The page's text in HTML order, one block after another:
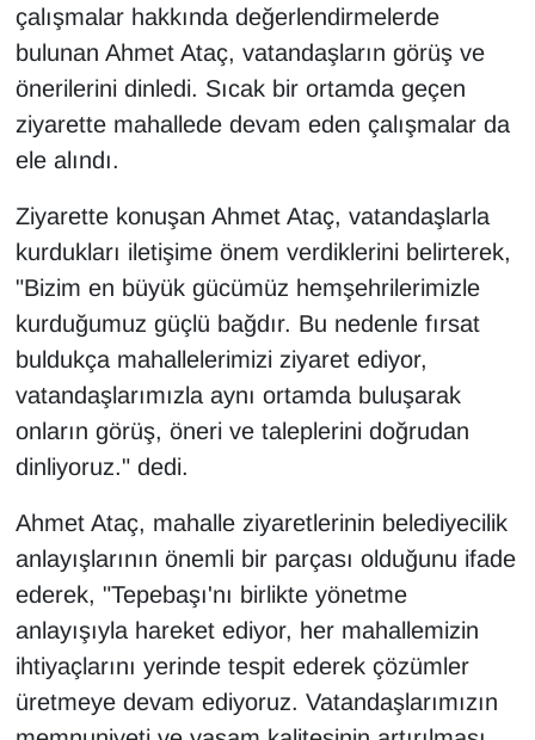
çalışmalar hakkında değerlendirmelerde
bulunan Ahmet Ataç, vatandaşların görüş ve
önerilerini dinledi. Sıcak bir ortamda geçen
ziyarette mahallede devam eden çalışmalar da
ele alındı.
Ziyarette konuşan Ahmet Ataç, vatandaşlarla
kurdukları iletişime önem verdiklerini belirterek,
"Bizim en büyük gücümüz hemşehrilerimizle
kurduğumuz güçlü bağdır. Bu nedenle fırsat
buldukça mahallelerimizi ziyaret ediyor,
vatandaşlarımızla aynı ortamda buluşarak
onların görüş, öneri ve taleplerini doğrudan
dinliyoruz." dedi.
Ahmet Ataç, mahalle ziyaretlerinin belediyecilik
anlayışlarının önemli bir parçası olduğunu ifade
ederek, "Tepebaşı'nı birlikte yönetme
anlayışıyla hareket ediyor, her mahallemizin
ihtiyaçlarını yerinde tespit ederek çözümler
üretmeye devam ediyoruz. Vatandaşlarımızın